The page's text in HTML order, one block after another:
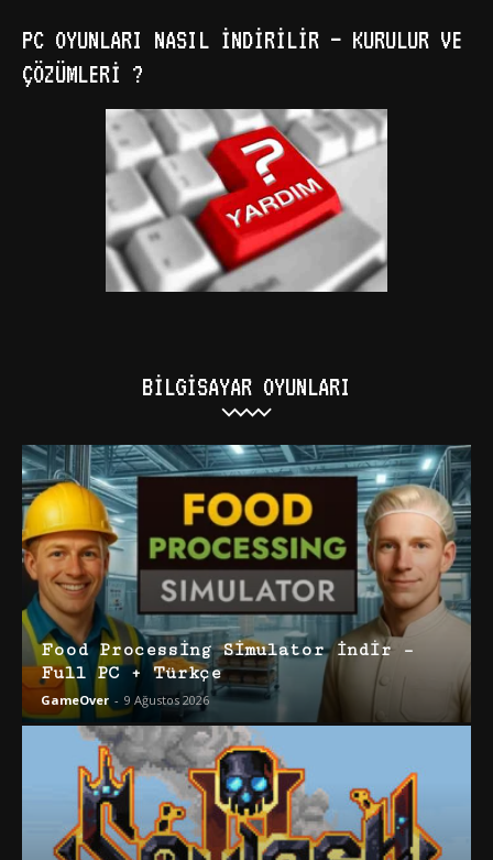
PC OYUNLARI NASIL İNDIRILIR – KURULUR VE
ÇÖZÜMLERI ?
BILGISAYAR OYUNLARI
Food Processing Simulator İndir –
Full PC + Türkçe
GameOver - 9 Ağustos 2026